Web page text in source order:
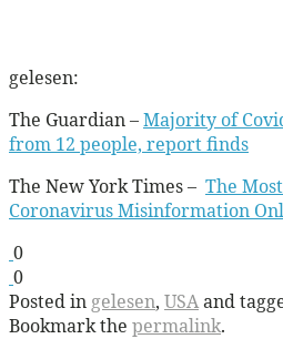
gelesen:
The Guardian –Majority of
from 12 people, report finds
The New York Times – The
Coronavirus Misinformation
0
0
Posted in gelesen, USAand
Bookmark the permalink.